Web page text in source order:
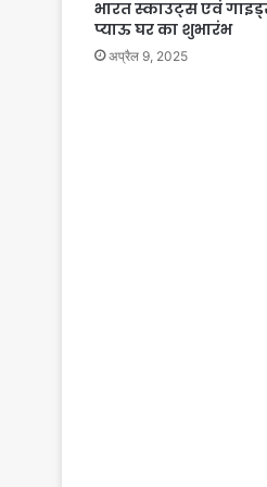
भारत स्काउट्स एवं गाइड्स
प्याऊ घर का शुभारंभ
अप्रैल 9, 2025